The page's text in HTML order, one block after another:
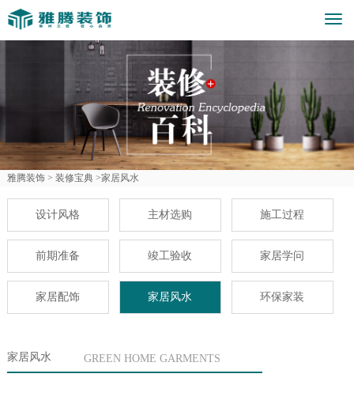
雅腾装饰 > 装修宝典 >家居风水
设计风格 主材选购 施工过程
前期准备 竣工验收 家居学问
家居配饰 家居风水 环保家装
家居风水 GREEN HOME GARMENTS